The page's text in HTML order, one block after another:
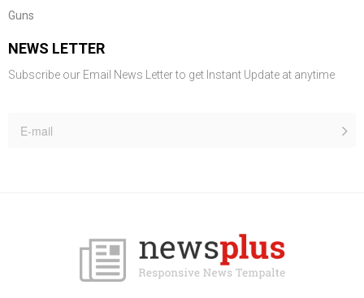
Guns
NEWS LETTER
Subscribe our Email News Letter to get Instant Update at anytime